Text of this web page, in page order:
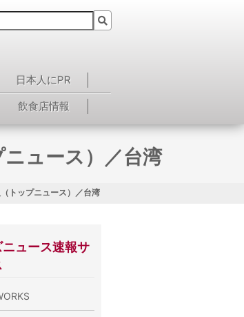
日本人にPR
飲食店情報
ュース）／台湾
トップニュース）／台湾
ニュース速報サ